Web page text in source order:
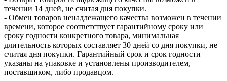
течении 14 дней, не считая дня покупки.
- Обмен товаров ненадлежащего качества возможен в течении
времени, которое соответствует гарантийному сроку или
сроку годности конкретного товара, минимальная
длительность которых составляет 30 дней со дня покупки, не
считая дня покупки. Гарантийный срок и срок годности
указаны на упаковке и установлены производителем,
поставщиком, либо продавцом.